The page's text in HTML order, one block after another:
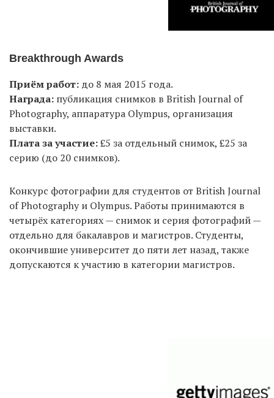
Breakthrough Awards
Приём работ: до 8 мая 2015 года.
Награда: публикация снимков в British Journal of
Photography, аппаратура Olympus, организация
выставки.
Плата за участие:£5 за отдельный снимок, £25 за
серию (до 20 снимков).
Конкурс фотографии для студентов от British Journal
of Photography и Olympus. Работы принимаются в
четырёх категориях — снимок и серия фотографий —
отдельно для бакалавров и магистров. Студенты,
окончившие университет до пяти лет назад, также
допускаются к участию в категории магистров.